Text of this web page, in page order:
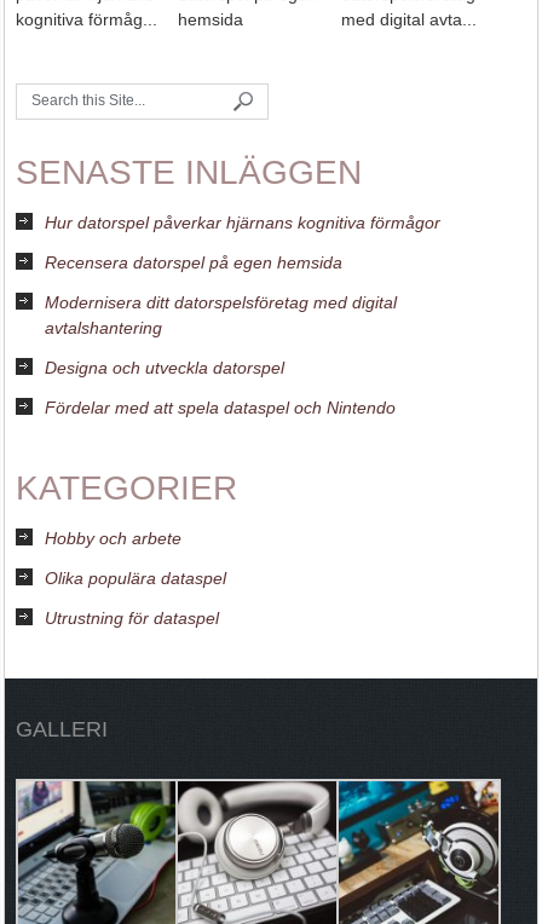
kognitiva förmåg...
hemsida
med digital avta...
SENASTE INLÄGGEN
Hur datorspel påverkar hjärnans kognitiva förmågor
Recensera datorspel på egen hemsida
Modernisera ditt datorspelsföretag med digital
avtalshantering
Designa och utveckla datorspel
Fördelar med att spela dataspel och Nintendo
KATEGORIER
Hobby och arbete
Olika populära dataspel
Utrustning för dataspel
GALLERI